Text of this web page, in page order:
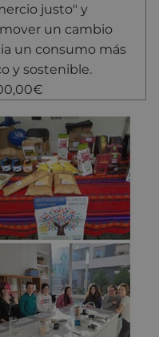
justo" y
un cambio
un consumo más
y sostenible.